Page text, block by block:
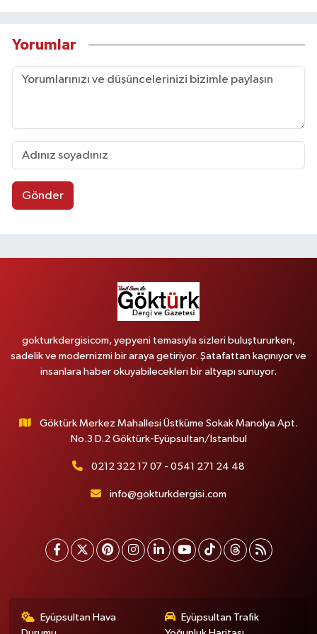
Yorumlar
Gönder
gokturkdergisicom, yepyeni temasıyla sizleri buluştururken,
sadelik ve modernizmi bir araya getiriyor. Şatafattan kaçınıyor ve
insanlara haber okuyabilecekleri bir altyapı sunuyor.
Göktürk Merkez Mahallesi Üstküme Sokak Manolya Apt.
No.3 D.2 Göktürk-Eyüpsultan/İstanbul
0212 322 17 07 - 0541 271 24 48
info@gokturkdergisi.com
Eyüpsultan Hava
Eyüpsultan Trafik